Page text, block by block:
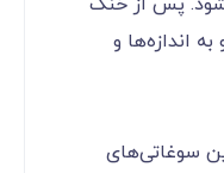
اندازه‌ها و
سوغاتی‌های